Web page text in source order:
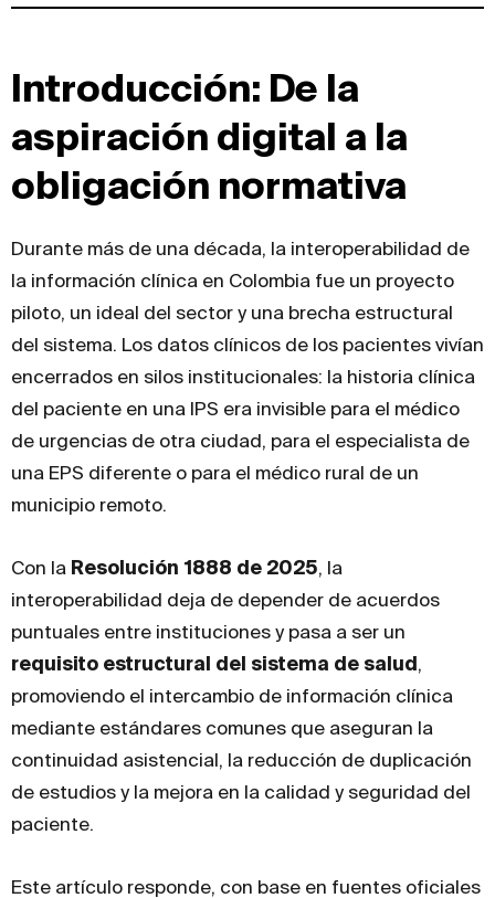
Introducción: De la
aspiración digital a la
obligación normativa
Durante más de una década, la interoperabilidad de
la información clínica en Colombia fue un proyecto
piloto, un ideal del sector y una brecha estructural
del sistema. Los datos clínicos de los pacientes vivían
encerrados en silos institucionales: la historia clínica
del paciente en una IPS era invisible para el médico
de urgencias de otra ciudad, para el especialista de
una EPS diferente o para el médico rural de un
municipio remoto.
Con la Resolución 1888 de 2025, la
interoperabilidad deja de depender de acuerdos
puntuales entre instituciones y pasa a ser un
requisito estructural del sistema de salud,
promoviendo el intercambio de información clínica
mediante estándares comunes que aseguran la
continuidad asistencial, la reducción de duplicación
de estudios y la mejora en la calidad y seguridad del
paciente.
Este artículo responde, con base en fuentes oficiales